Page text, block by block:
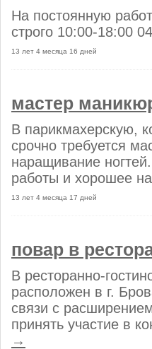
На постоянную
строго 10:00-18:00
13 лет 4 месяца 16 дней
мастер
В парикмахерскую,
срочно требуется
наращивание
работы и хорошее
13 лет 4 месяца 17 дней
повар в
В ресторанно-
расположен в г.
связи с
принять участие в
→